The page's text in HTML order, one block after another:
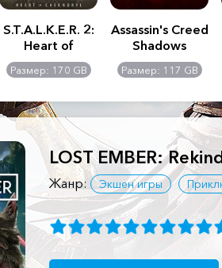
S.T.A.L.K.E.R. 2:
Heart of
Chernobyl -
Ultimate Edition
Размер: 170 GB
Assassin's Creed
Shadows
Размер: 117 GB
LOST EMBER:
Жанр: Экшен игры